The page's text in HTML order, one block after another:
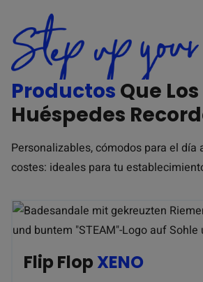
Productos Que Los
Huéspedes
Personalizables, cómodos para el día
costes: ideales para tu
Flip Flop XENO